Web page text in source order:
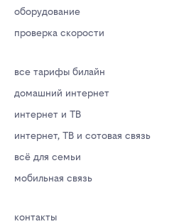
оборудование
проверка скорости
все тарифы билайн
домашний интернет
интернет и ТВ
интернет, ТВ и сотовая связь
всё для семьи
мобильная связь
контакты